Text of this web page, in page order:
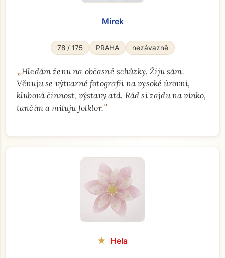
Mirek
78 / 175 PRAHA nezávazně
„Hledám ženu na občasné schůzky. Žiju sám.
Věnuju se výtvarné fotografii na vysoké úrovni,
klubová činnost, výstavy atd. Rád si zajdu na vínko,
tančím a miluju folklor."
star Hela